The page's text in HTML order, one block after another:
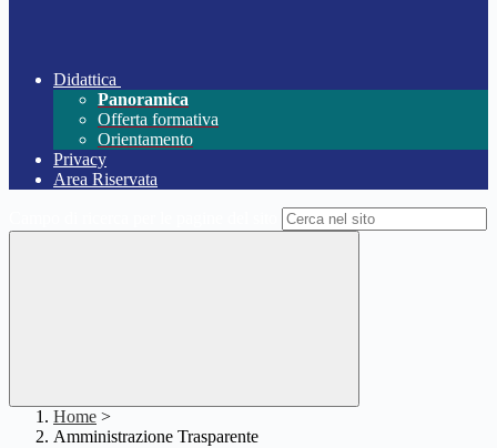
Didattica
Panoramica
Offerta formativa
Orientamento
Privacy
Area Riservata
Home >
Amministrazione Trasparente